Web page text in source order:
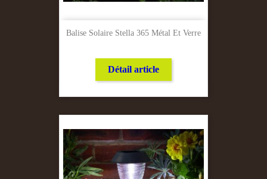
Balise Solaire Stella 365 Métal Et Verre
Détail article